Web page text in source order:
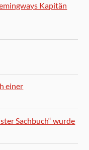
Kapitän
einer
Sachbuch“ wurde